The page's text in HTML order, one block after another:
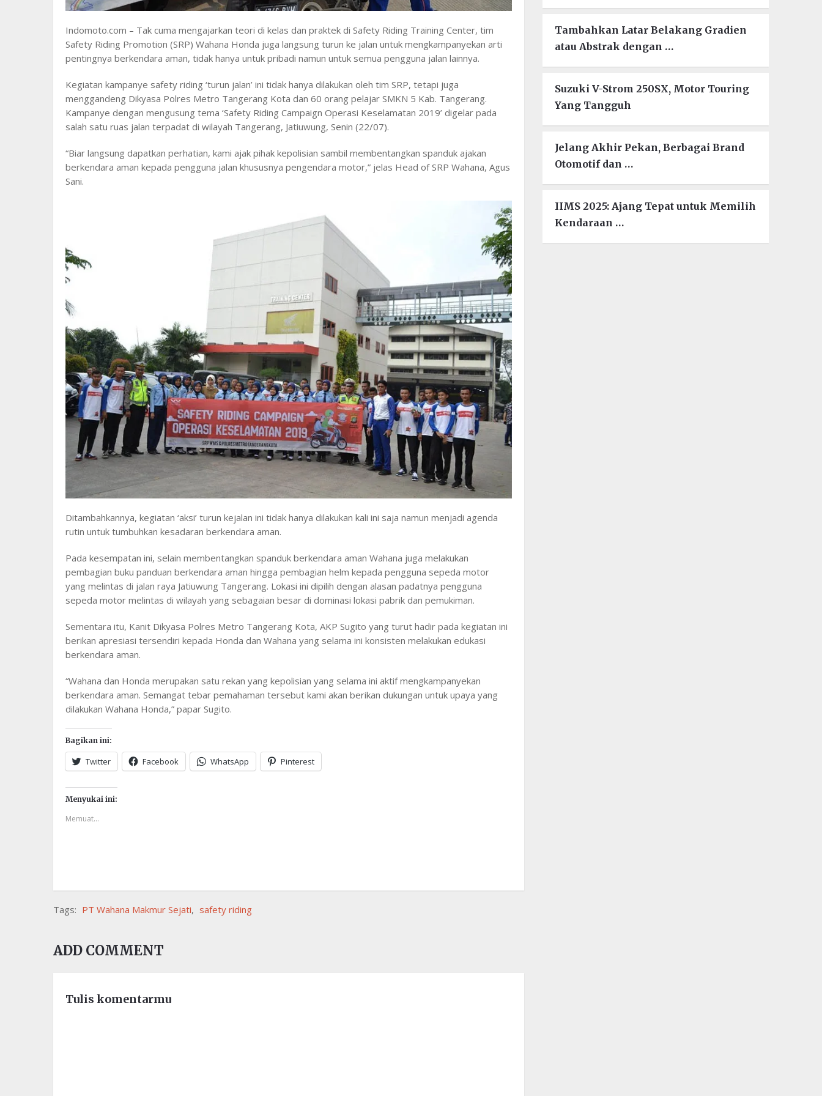
Indomoto.com – Tak cuma mengajarkan teori di kelas dan praktek di Safety Riding Training Center, tim
Safety Riding Promotion (SRP) Wahana Honda juga langsung turun ke jalan untuk mengkampanyekan arti
pentingnya berkendara aman, tidak hanya untuk pribadi namun untuk semua pengguna jalan lainnya.
Kegiatan kampanye safety riding ‘turun jalan’ ini tidak hanya dilakukan oleh tim SRP, tetapi juga
menggandeng Dikyasa Polres Metro Tangerang Kota dan 60 orang pelajar SMKN 5 Kab. Tangerang.
Kampanye dengan mengusung tema ‘Safety Riding Campaign Operasi Keselamatan 2019’ digelar pada
salah satu ruas jalan terpadat di wilayah Tangerang, Jatiuwung, Senin (22/07).
“Biar langsung dapatkan perhatian, kami ajak pihak kepolisian sambil membentangkan spanduk ajakan
berkendara aman kepada pengguna jalan khususnya pengendara motor,” jelas Head of SRP Wahana, Agus
Sani.
Ditambahkannya, kegiatan ‘aksi’ turun kejalan ini tidak hanya dilakukan kali ini saja namun menjadi agenda
rutin untuk tumbuhkan kesadaran berkendara aman.
Pada kesempatan ini, selain membentangkan spanduk berkendara aman Wahana juga melakukan
pembagian buku panduan berkendara aman hingga pembagian helm kepada pengguna sepeda motor
yang melintas di jalan raya Jatiuwung Tangerang. Lokasi ini dipilih dengan alasan padatnya pengguna
sepeda motor melintas di wilayah yang sebagaian besar di dominasi lokasi pabrik dan pemukiman.
Sementara itu, Kanit Dikyasa Polres Metro Tangerang Kota, AKP Sugito yang turut hadir pada kegiatan ini
berikan apresiasi tersendiri kepada Honda dan Wahana yang selama ini konsisten melakukan edukasi
berkendara aman.
“Wahana dan Honda merupakan satu rekan yang kepolisian yang selama ini aktif mengkampanyekan
berkendara aman. Semangat tebar pemahaman tersebut kami akan berikan dukungan untuk upaya yang
dilakukan Wahana Honda,” papar Sugito.
Bagikan ini:
Twitter Facebook WhatsApp Pinterest
Menyukai ini:
Memuat...
Tags: PT Wahana Makmur Sejati, safety riding
ADD COMMENT
Tulis komentarmu
Tambahkan Latar Belakang Gradien
atau Abstrak dengan …
Suzuki V-Strom 250SX, Motor Touring
Yang Tangguh
Jelang Akhir Pekan, Berbagai Brand
Otomotif dan …
IIMS 2025: Ajang Tepat untuk Memilih
Kendaraan …